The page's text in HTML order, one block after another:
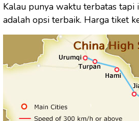
Kalau punya waktu terbatas tapi
adalah opsi terbaik. Harga tiket